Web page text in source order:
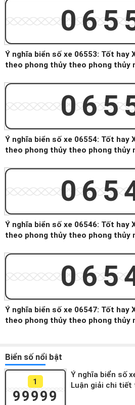
Ý nghĩa biển số xe 06553: Tốt hay
theo phong thủy theo phong thủy
Ý nghĩa biển số xe 06554: Tốt hay
theo phong thủy theo phong thủy
Ý nghĩa biển số xe 06546: Tốt hay
theo phong thủy theo phong thủy
Ý nghĩa biển số xe 06547: Tốt hay
theo phong thủy theo phong thủy
Biển số nổi bật
1
99999
Ý nghĩa biển số
Luận giải chi tiết